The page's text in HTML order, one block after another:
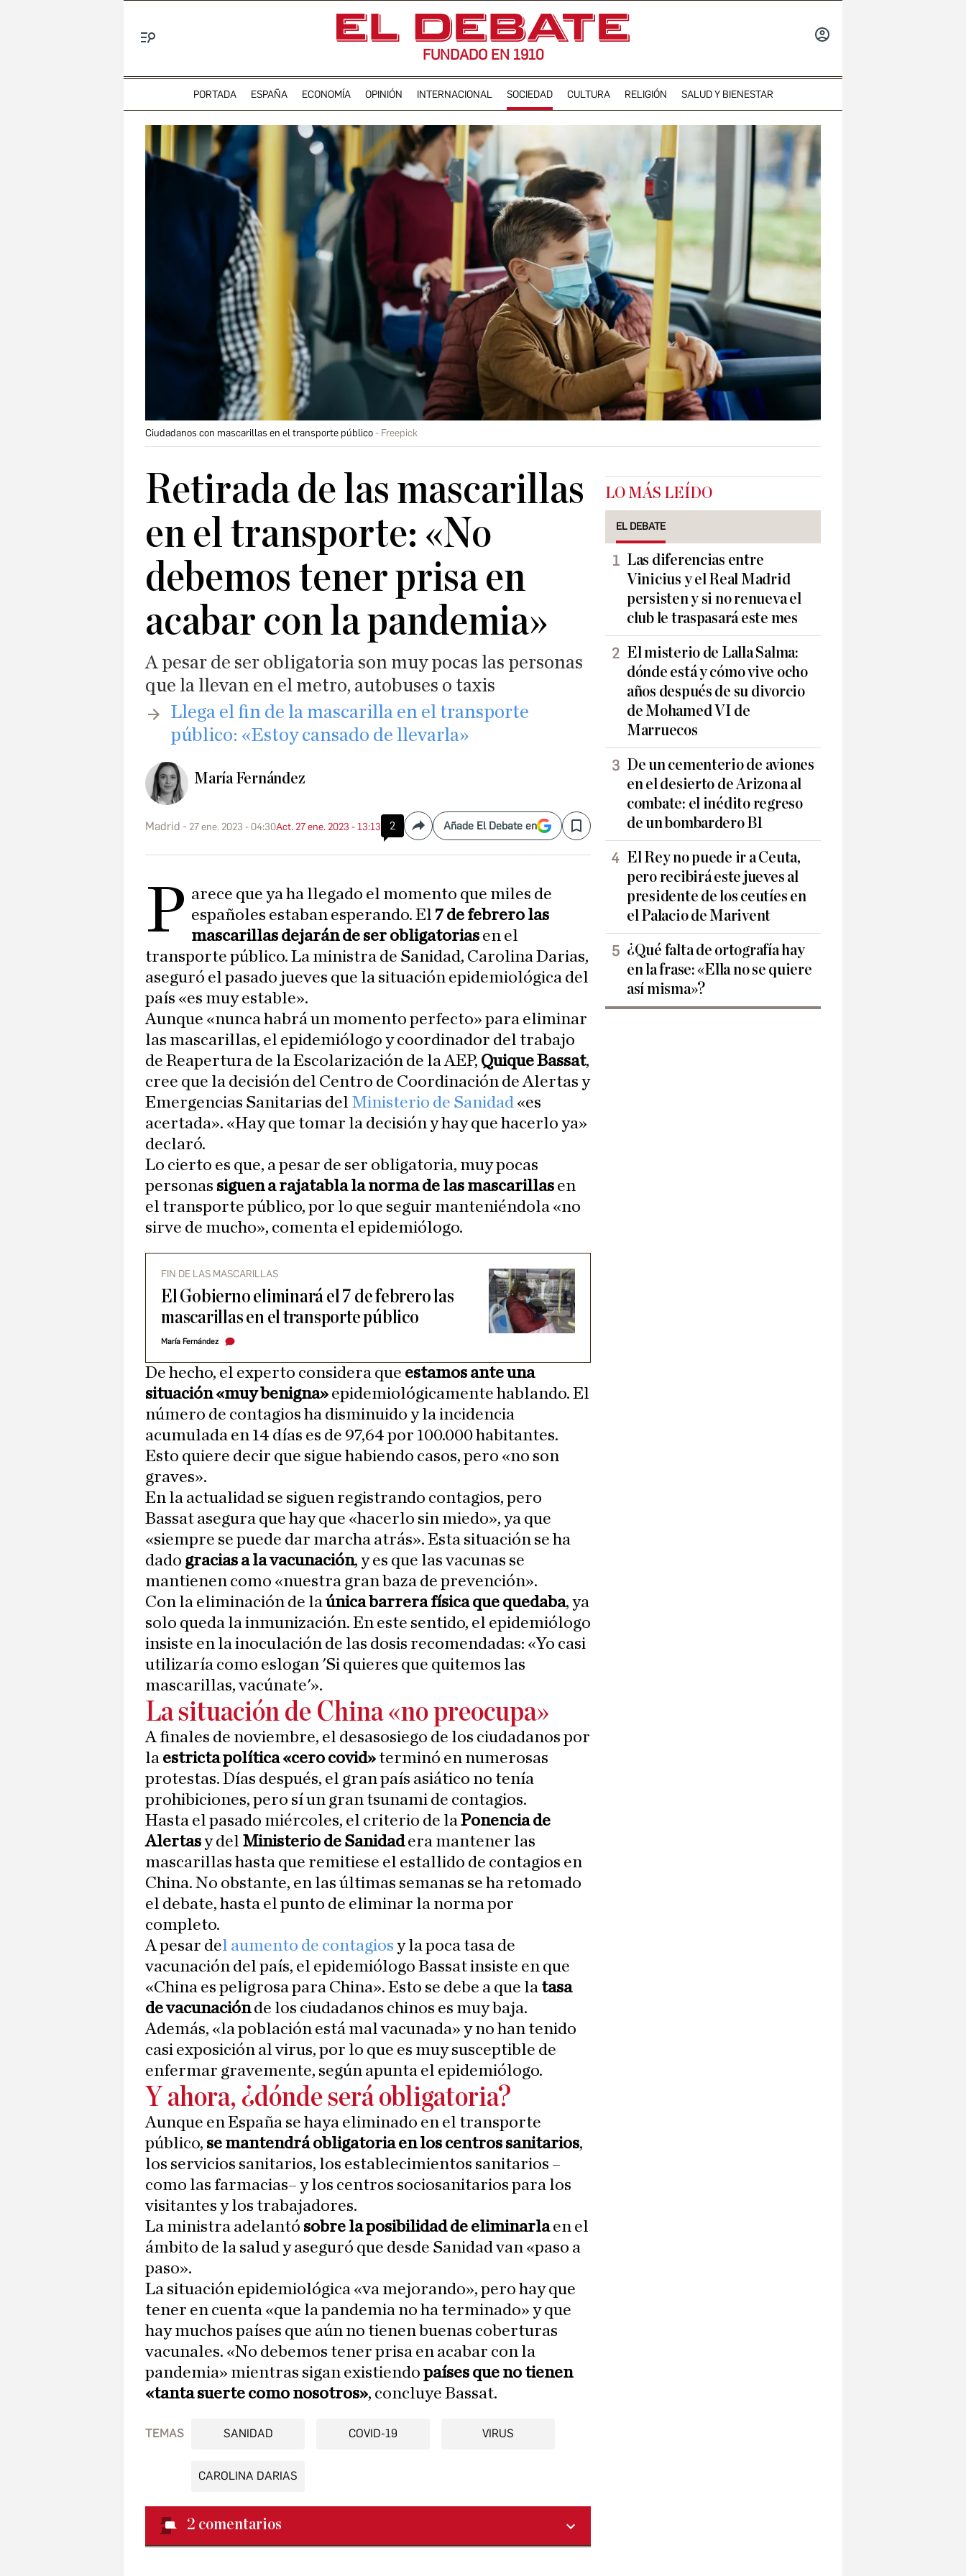
FUNDADO EN 1910
PORTADA ESPAÑA ECONOMÍA OPINIÓN INTERNACIONAL SOCIEDAD CULTURA RELIGIÓN SALUD Y BIENESTAR
Ciudadanos con mascarillas en el transporte público Freepick
Retirada de las mascarillas
en el transporte: «No
debemos tener prisa en
acabar con la pandemia»
A pesar de ser obligatoria son muy pocas las personas
que la llevan en el metro, autobuses o taxis
Llega el fin de la mascarilla en el transporte
público: «Estoy cansado de llevarla»
María Fernández
Madrid 27 ene. 2023 - 04:30Act. 27 ene. 2023 - 13:13 2 CompartirAñade El Debate en Save
P arece que ya ha llegado el momento que miles de
españoles estaban esperando. El 7 de febrero las
mascarillas dejarán de ser obligatorias en el
transporte público. La ministra de Sanidad, Carolina Darias,
aseguró el pasado jueves que la situación epidemiológica del
país «es muy estable».
Aunque «nunca habrá un momento perfecto» para eliminar
las mascarillas, el epidemiólogo y coordinador del trabajo
de Reapertura de la Escolarización de la AEP, Quique Bassat,
cree que la decisión del Centro de Coordinación de Alertas y
Emergencias Sanitarias del Ministerio de Sanidad «es
acertada». «Hay que tomar la decisión y hay que hacerlo ya»
declaró.
Lo cierto es que, a pesar de ser obligatoria, muy pocas
personas siguen a rajatabla la norma de las mascarillas en
el transporte público, por lo que seguir manteniéndola «no
sirve de mucho», comenta el epidemiólogo.
FIN DE LAS MASCARILLAS
El Gobierno eliminará el 7 de febrero las
mascarillas en el transporte público
María Fernández
De hecho, el experto considera que estamos ante una
situación «muy benigna» epidemiológicamente hablando. El
número de contagios ha disminuido y la incidencia
acumulada en 14 días es de 97,64 por 100.000 habitantes.
Esto quiere decir que sigue habiendo casos, pero «no son
graves».
En la actualidad se siguen registrando contagios, pero
Bassat asegura que hay que «hacerlo sin miedo», ya que
«siempre se puede dar marcha atrás». Esta situación se ha
dado gracias a la vacunación, y es que las vacunas se
mantienen como «nuestra gran baza de prevención».
Con la eliminación de laúnica barrera física que quedaba, ya
solo queda la inmunización. En este sentido, el epidemiólogo
insiste en la inoculación de las dosis recomendadas: «Yo casi
utilizaría como eslogan 'Si quieres que quitemos las
mascarillas, vacúnate'».
La situación de China «no preocupa»
A finales de noviembre, el desasosiego de los ciudadanos por
la estricta política «cero covid» terminó en numerosas
protestas. Días después, el gran país asiático no tenía
prohibiciones, pero sí un gran tsunami de contagios.
Hasta el pasado miércoles, el criterio de laPonencia de
Alertasy del Ministerio de Sanidadera mantener las
mascarillas hasta que remitiese el estallido de contagios en
China. No obstante, en las últimas semanas se ha retomado
el debate, hasta el punto de eliminar la norma por
completo.
A pesar del aumento de contagios y la poca tasa de
vacunación del país, el epidemiólogo Bassat insiste en que
«China es peligrosa para China». Esto se debe a que la tasa
de vacunaciónde los ciudadanos chinos es muy baja.
Además, «la población está mal vacunada» y no han tenido
casi exposición al virus, por lo que es muy susceptible de
enfermar gravemente, según apunta el epidemiólogo.
Y ahora, ¿dónde será obligatoria?
Aunque en España se haya eliminado en el transporte
público, se mantendrá obligatoria en los centros sanitarios,
los servicios sanitarios, los establecimientos sanitarios –
como las farmacias– y los centros sociosanitarios para los
visitantes y los trabajadores.
La ministra adelantó sobre la posibilidad de eliminarlaen el
ámbito de la salud y aseguró que desde Sanidad van «paso a
paso».
La situación epidemiológica «va mejorando», pero hay que
tener en cuenta «que la pandemia no ha terminado» y que
hay muchos países que aún no tienen buenas coberturas
vacunales. «No debemos tener prisa en acabar con la
pandemia» mientras sigan existiendo países que no tienen
«tanta suerte como nosotros», concluye Bassat.
TEMAS SANIDAD COVID-19 VIRUS
CAROLINA DARIAS
2 comentarios
LO MÁS LEÍDO
EL DEBATE
Las diferencias entre
Vinicius y el Real Madrid
persisten y si no renueva el
club le traspasará este mes
El misterio de Lalla Salma:
dónde está y cómo vive ocho
años después de su divorcio
de Mohamed VI de
Marruecos
De un cementerio de aviones
en el desierto de Arizona al
combate: el inédito regreso
de un bombardero B1
El Rey no puede ir a Ceuta,
pero recibirá este jueves al
presidente de los ceutíes en
el Palacio de Marivent
¿Qué falta de ortografía hay
en la frase: «Ella no se quiere
así misma»?